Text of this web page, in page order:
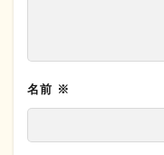
名前 ※